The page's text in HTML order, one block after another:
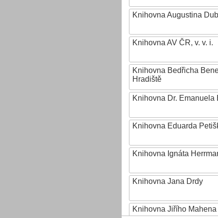
Knihovna Augustina
Knihovna AV ČR, v. v. i.
Knihovna Bedřicha
Hradiště
Knihovna Dr. Emanuela
Knihovna Eduarda
Knihovna Ignáta
Knihovna Jana Drdy
Knihovna Jiřího